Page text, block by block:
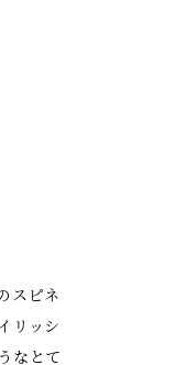
スピネ
リッシ
なとて